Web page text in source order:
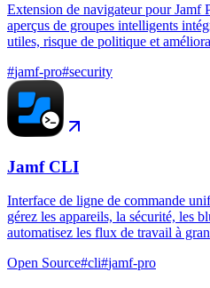
Extension de navigateur pour
aperçus de groupes intelligents
utiles, risque de politique et
#jamf-pro#security
Jamf CLI
Interface de ligne de commande
gérez les appareils, la sécurité, les
automatisez les flux de travail à
Open Source#cli#jamf-pro